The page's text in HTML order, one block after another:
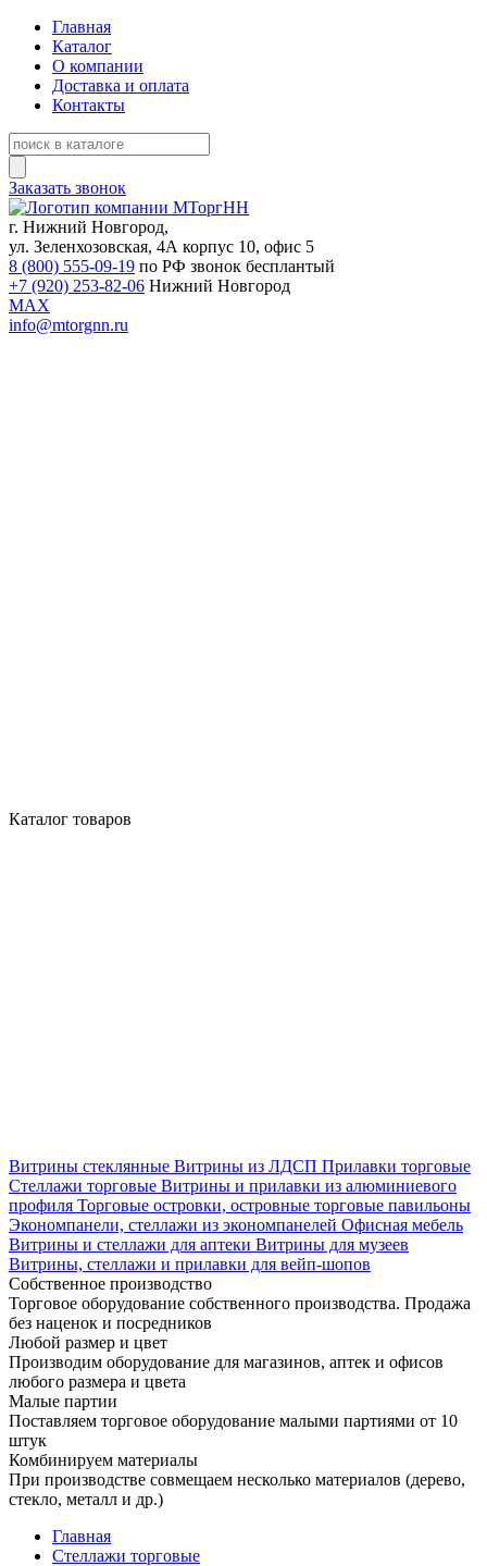
Главная
Каталог
О компании
Доставка и оплата
Контакты
Заказать звонок
г. Нижний Новгород,
ул. Зеленхозовская, 4А корпус 10, офис 5
8 (800) 555-09-19 по РФ звонок бесплантый
+7 (920) 253-82-06 Нижний Новгород
MAX
info@mtorgnn.ru
Каталог товаров
Витрины стеклянные Витрины из ЛДСП Прилавки торговые
Стеллажи торговые Витрины и прилавки из алюминиевого
профиля Торговые островки, островные торговые павильоны
Экономпанели, стеллажи из экономпанелей Офисная мебель
Витрины и стеллажи для аптеки Витрины для музеев
Витрины, стеллажи и прилавки для вейп-шопов
Собственное производство
Торговое оборудование собственного производства. Продажа
без наценок и посредников
Любой размер и цвет
Производим оборудование для магазинов, аптек и офисов
любого размера и цвета
Малые партии
Поставляем торговое оборудование малыми партиями от 10
штук
Комбинируем материалы
При производстве совмещаем несколько материалов (дерево,
стекло, металл и др.)
Главная
Стеллажи торговые